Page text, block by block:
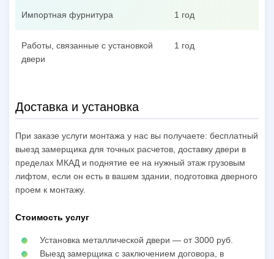
Импортная фурнитура 1 год
Работы, связанные с установкой
двери
1 год
Доставка и установка
При заказе услуги монтажа у нас вы получаете: бесплатный
выезд замерщика для точных расчетов, доставку двери в
пределах МКАД и поднятие ее на нужный этаж грузовым
лифтом, если он есть в вашем здании, подготовка дверного
проем к монтажу.
Стоимость услуг
Установка металлической двери — от 3000 руб.
Выезд замерщика с заключением договора, в